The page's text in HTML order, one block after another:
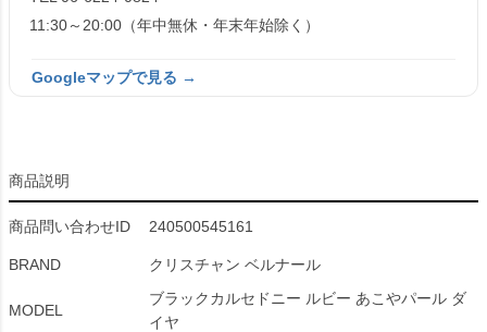
11:30～20:00（年中無休・年末年始除く）
Googleマップで見る →
商品説明
商品問い合わせID 240500545161
BRAND クリスチャン ベルナール
MODEL
ブラックカルセドニー ルビー あこやパール ダ
イヤ